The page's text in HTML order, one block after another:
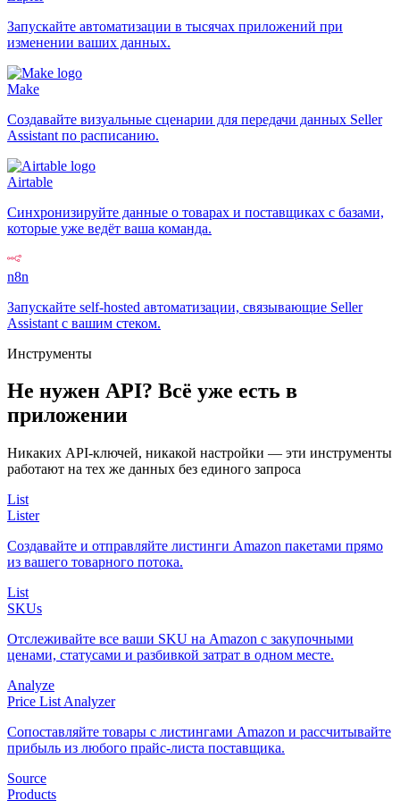
Запускайте автоматизации в тысячах приложений при
изменении ваших данных.
Make
Создавайте визуальные сценарии для передачи данных Seller
Assistant по расписанию.
Airtable
Синхронизируйте данные о товарах и поставщиках с базами,
которые уже ведёт ваша команда.
n8n
Запускайте self-hosted автоматизации, связывающие Seller
Assistant с вашим стеком.
Инструменты
Не нужен API? Всё уже есть в
приложении
Никаких API-ключей, никакой настройки — эти инструменты
работают на тех же данных без единого запроса
List
Lister
Создавайте и отправляйте листинги Amazon пакетами прямо
из вашего товарного потока.
List
SKUs
Отслеживайте все ваши SKU на Amazon с закупочными
ценами, статусами и разбивкой затрат в одном месте.
Analyze
Price List Analyzer
Сопоставляйте товары с листингами Amazon и рассчитывайте
прибыль из любого прайс-листа поставщика.
Source
Products